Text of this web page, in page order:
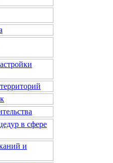
в сфере
и